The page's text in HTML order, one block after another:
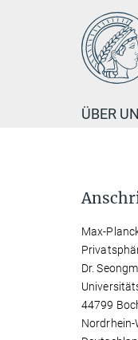
ÜBER
Max-
Dr.
44799